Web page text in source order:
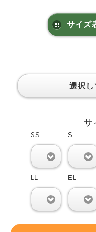
サイズ
選択し
サ
SS S
EL